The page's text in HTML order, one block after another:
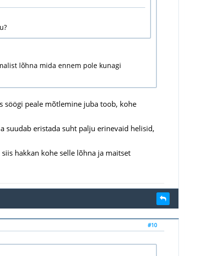
lõhna mida ennem pole kunagi
söögi peale mõtlemine juba toob, kohe
suudab eristada suht palju erinevaid helisid,
hakkan kohe selle lõhna ja maitset
#10